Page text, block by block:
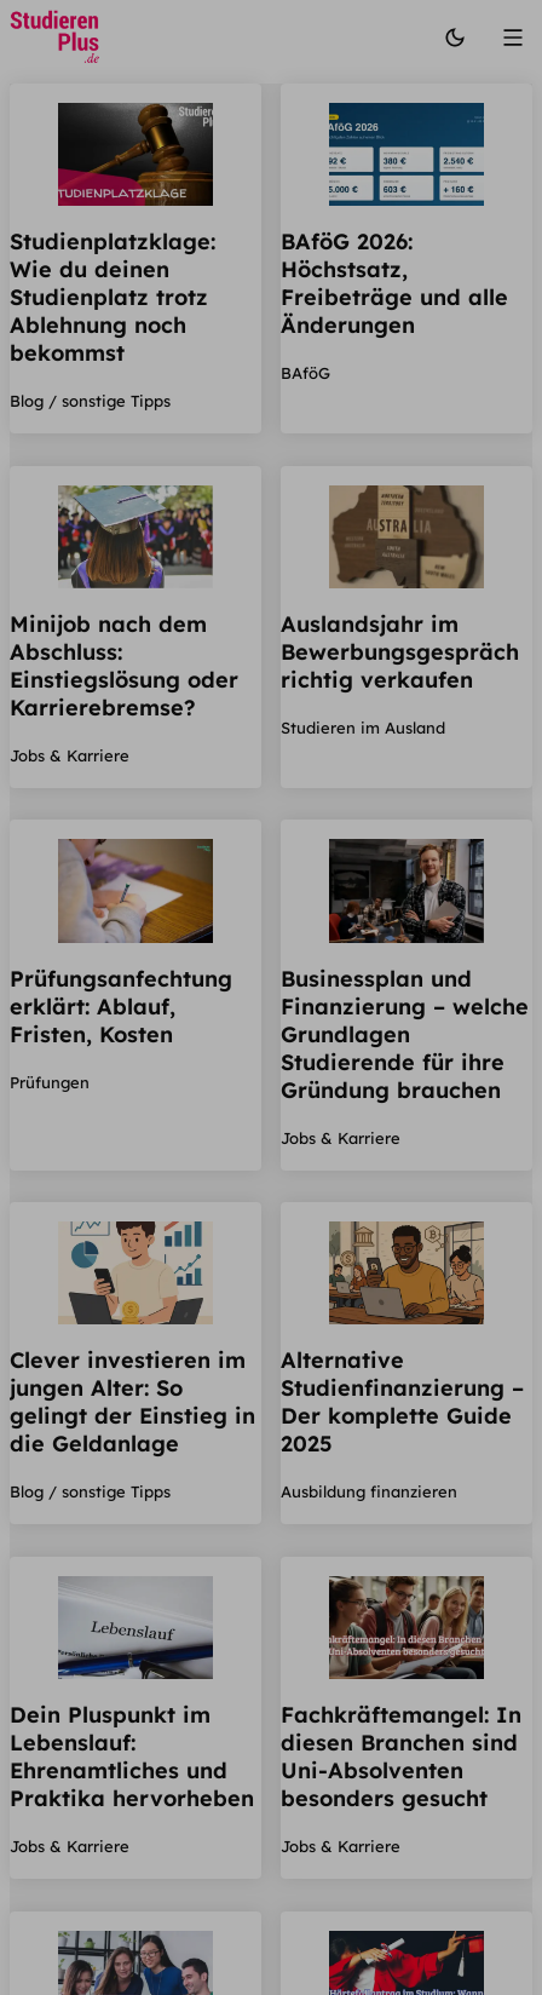
Studienplatzklage:
Wie du deinen
Studienplatz trotz
Ablehnung noch
bekommst
Blog / sonstige Tipps
BAföG 2026:
Höchstsatz,
Freibeträge und alle
Änderungen
BAföG
Minijob nach dem
Abschluss:
Einstiegslösung oder
Karrierebremse?
Jobs & Karriere
Auslandsjahr im
Bewerbungsgespräch
richtig verkaufen
Studieren im Ausland
Prüfungsanfechtung
erklärt: Ablauf,
Fristen, Kosten
Prüfungen
Businessplan und
Finanzierung – welche
Grundlagen
Studierende für ihre
Gründung brauchen
Jobs & Karriere
Clever investieren im
jungen Alter: So
gelingt der Einstieg in
die Geldanlage
Blog / sonstige Tipps
Alternative
Studienfinanzierung –
Der komplette Guide
2025
Ausbildung finanzieren
Dein Pluspunkt im
Lebenslauf:
Ehrenamtliches und
Praktika hervorheben
Jobs & Karriere
Fachkräftemangel: In
diesen Branchen sind
Uni-Absolventen
besonders gesucht
Jobs & Karriere